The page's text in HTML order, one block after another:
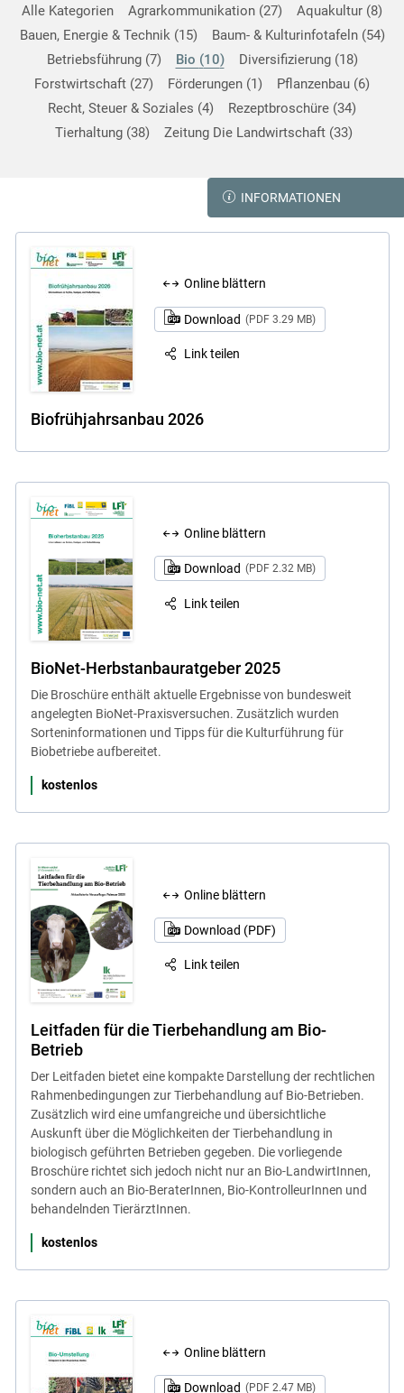
Alle Kategorien Agrarkommunikation 27 Aquakultur 8
Bauen, Energie & Technik 15 Baum- & Kulturinfotafeln 54
Betriebsführung 7 Bio 10 Diversifizierung 18
Forstwirtschaft 27 Förderungen 1 Pflanzenbau 6
Recht, Steuer & Soziales 4 Rezeptbroschüre 34
Tierhaltung 38 Zeitung Die Landwirtschaft 33
INFORMATIONEN
Online blättern
Download (PDF 3.29 MB)
Link teilen
Biofrühjahrsanbau 2026
Online blättern
Download (PDF 2.32 MB)
Link teilen
BioNet-Herbstanbauratgeber 2025
Die Broschüre enthält aktuelle Ergebnisse von bundesweit
angelegten BioNet-Praxisversuchen. Zusätzlich wurden
Sorteninformationen und Tipps für die Kulturführung für
Biobetriebe aufbereitet.
kostenlos
Online blättern
Download (PDF)
Link teilen
Leitfaden für die Tierbehandlung am Bio-
Betrieb
Der Leitfaden bietet eine kompakte Darstellung der rechtlichen
Rahmenbedingungen zur Tierbehandlung auf Bio-Betrieben.
Zusätzlich wird eine umfangreiche und übersichtliche
Auskunft über die Möglichkeiten der Tierbehandlung in
biologisch geführten Betrieben gegeben. Die vorliegende
Broschüre richtet sich jedoch nicht nur an Bio-LandwirtInnen,
sondern auch an Bio-BeraterInnen, Bio-KontrolleurInnen und
behandelnden TierärztInnen.
kostenlos
Online blättern
Download (PDF 2.47 MB)